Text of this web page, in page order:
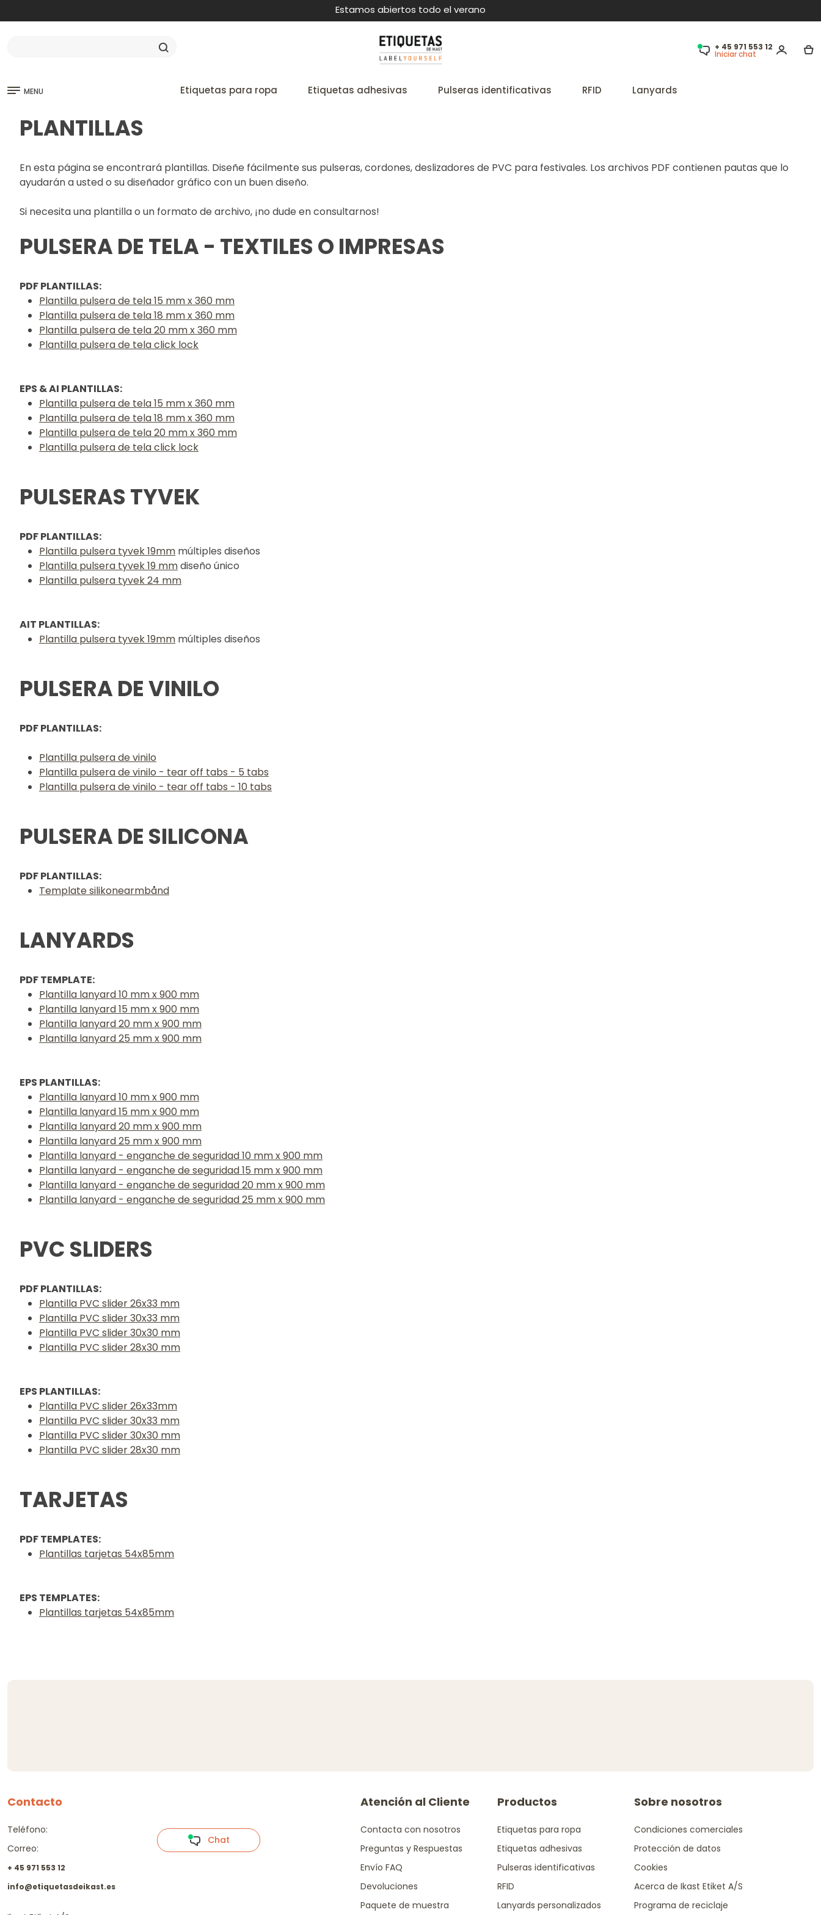
Estamos abiertos todo el verano
+ 45 971 553 12
Iniciar chat
MENU Etiquetas para ropa Etiquetas adhesivas Pulseras identificativas RFID Lanyards
PLANTILLAS
En esta página se encontrará plantillas. Diseñe fácilmente sus pulseras, cordones, deslizadores de PVC para festivales. Los archivos PDF contienen pautas que lo
ayudarán a usted o su diseñador gráfico con un buen diseño.
Si necesita una plantilla o un formato de archivo, ¡no dude en consultarnos!
PULSERA DE TELA - TEXTILES O IMPRESAS
PDF PLANTILLAS:
Plantilla pulsera de tela 15 mm x 360 mm
Plantilla pulsera de tela 18 mm x 360 mm
Plantilla pulsera de tela 20 mm x 360 mm
Plantilla pulsera de tela click lock
EPS & AI PLANTILLAS:
Plantilla pulsera de tela 15 mm x 360 mm
Plantilla pulsera de tela 18 mm x 360 mm
Plantilla pulsera de tela 20 mm x 360 mm
Plantilla pulsera de tela click lock
PULSERAS TYVEK
PDF PLANTILLAS:
Plantilla pulsera tyvek 19mm múltiples diseños
Plantilla pulsera tyvek 19 mmdiseño único
Plantilla pulsera tyvek 24 mm
AIT PLANTILLAS:
Plantilla pulsera tyvek 19mm múltiples diseños
PULSERA DE VINILO
PDF PLANTILLAS:
Plantilla pulsera de vinilo
Plantilla pulsera de vinilo - tear off tabs - 5 tabs
Plantilla pulsera de vinilo - tear off tabs - 10 tabs
PULSERA DE SILICONA
PDF PLANTILLAS:
Template silikonearmbånd
LANYARDS
PDF TEMPLATE:
Plantilla lanyard 10 mm x 900 mm
Plantilla lanyard 15 mm x 900 mm
Plantilla lanyard 20 mm x 900 mm
Plantilla lanyard 25 mm x 900 mm
EPS PLANTILLAS:
Plantilla lanyard 10 mm x 900 mm
Plantilla lanyard 15 mm x 900 mm
Plantilla lanyard 20 mm x 900 mm
Plantilla lanyard 25 mm x 900 mm
Plantilla lanyard - enganche de seguridad 10 mm x 900 mm
Plantilla lanyard - enganche de seguridad 15 mm x 900 mm
Plantilla lanyard - enganche de seguridad 20 mm x 900 mm
Plantilla lanyard - enganche de seguridad 25 mm x 900 mm
PVC SLIDERS
PDF PLANTILLAS:
Plantilla PVC slider 26x33 mm
Plantilla PVC slider 30x33 mm
Plantilla PVC slider 30x30 mm
Plantilla PVC slider 28x30 mm
EPS PLANTILLAS:
Plantilla PVC slider 26x33mm
Plantilla PVC slider 30x33 mm
Plantilla PVC slider 30x30 mm
Plantilla PVC slider 28x30 mm
TARJETAS
PDF TEMPLATES:
Plantillas tarjetas 54x85mm
EPS TEMPLATES:
Plantillas tarjetas 54x85mm
Contacto
Teléfono:
Correo:
+ 45 971 553 12
info@etiquetasdeikast.es
Chat
Atención al Cliente
Contacta con nosotros
Preguntas y Respuestas
Envío FAQ
Devoluciones
Paquete de muestra
Productos
Etiquetas para ropa
Etiquetas adhesivas
Pulseras identificativas
RFID
Lanyards personalizados
Sobre nosotros
Condiciones comerciales
Protección de datos
Cookies
Acerca de Ikast Etiket A/S
Programa de reciclaje